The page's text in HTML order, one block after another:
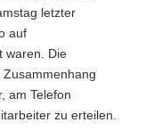
letzter
auf
waren. Die
am Telefon
zu erteilen.